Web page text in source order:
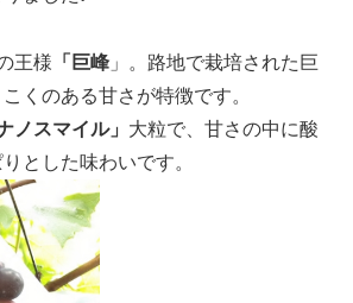
王様 「巨峰 」。路地で栽培された巨
くのある甘さが特徴です。
ノスマイル」 大粒で、甘さの中に酸
とした味わいです。